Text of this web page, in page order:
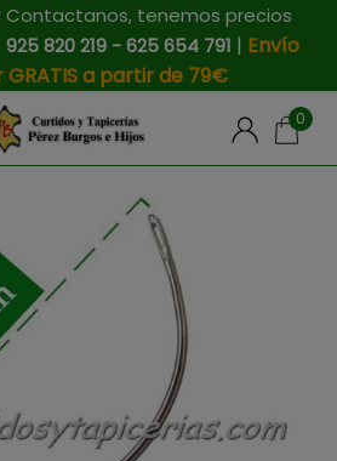
Contactanos, tenemos precios
925 820 219 - 625 654 791 | Envío
GRATIS a partir de 79€
0